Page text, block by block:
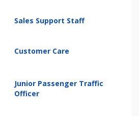
Sales Support Staff
Customer Care
Junior Passenger Traffic
Officer